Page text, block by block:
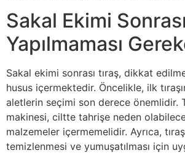
Sakal Ekimi
Yapılmaması
Sakal ekimi sonrası tıraş, dikkat
husus içermektedir. Öncelikle, ilk
aletlerin seçimi son derece önemlidir.
makinesi, ciltte tahrişe neden
malzemeler içermemelidir. Ayrıca,
temizlenmesi ve yumuşatılması için